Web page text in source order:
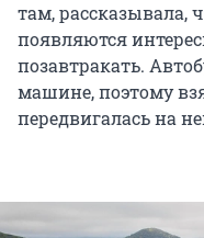
там, рассказывала,
появляются
позавтракать.
машине, поэтому
передвигалась на